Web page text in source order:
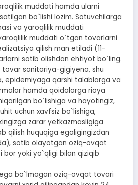
muddati hamda ularni
bo`lishi lozim. Sotuvchilarga
va yaroqlilik muddati
muddati o`tgan tovarlarni
qilish man etiladi (11-
sotib olishdan ehtiyot bo`ling.
tovar sanitariya-gigiyena, shu
epidemiyaga qarshi talablarga va
hamda qoidalarga rioya
bo`lishiga va hayotingiz,
uchun xavfsiz bo`lishiga,
zarar yetkazmasligiga
qilish huquqiga egaligingizdan
sotib olayotgan oziq-ovqat
bor yoki yo`qligi bilan qiziqib
bo`lmagan oziq-ovqat tovari